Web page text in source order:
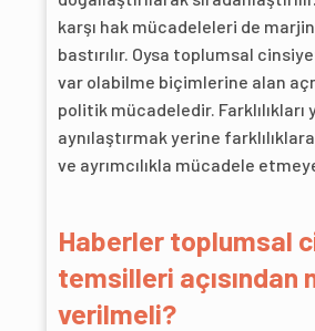
karşı hak mücadeleleri de
bastırılır. Oysa toplumsal
var olabilme biçimlerine alan
politik mücadeledir. Farklılıkları
aynılaştırmak yerine
ve ayrımcılıkla mücadele
Haberler toplumsal
temsilleri açısından
verilmeli?